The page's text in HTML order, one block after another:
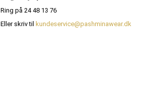
Ring på 24 48 13 76
Eller skriv til kundeservice@pashminawear.dk